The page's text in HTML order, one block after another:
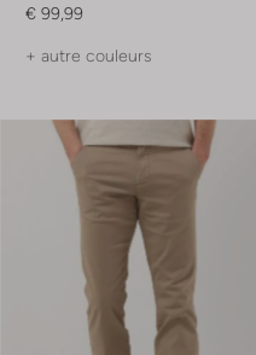
€ 99,99
+ autre couleurs